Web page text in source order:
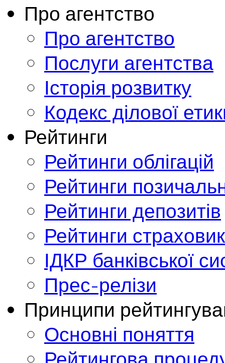
Про агентство
Про агентство
Послуги агентства
Історія розвитку
Кодекс ділової
Рейтинги
Рейтинги облігацій
Рейтинги
Рейтинги депозитів
Рейтинги
ІДКР банківської
Прес-релізи
Принципи
Основні поняття